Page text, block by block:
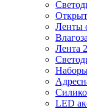
Ленты
Лента
LED